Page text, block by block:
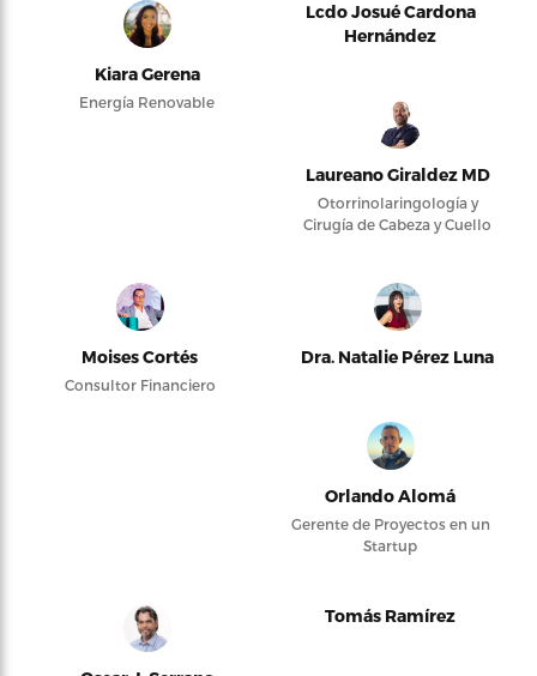
Kiara Gerena
Energía Renovable
Lcdo Josué Cardona
Hernández
Laureano Giraldez MD
Otorrinolaringología y
Cirugía de Cabeza y Cuello
Moises Cortés
Consultor Financiero
Dra. Natalie Pérez Luna
Orlando Alomá
Gerente de Proyectos en un
Startup
Tomás Ramírez